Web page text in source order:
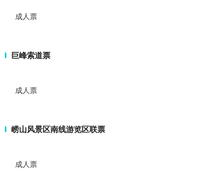
成人票
巨峰索道票
成人票
崂山风景区南线游览区联票
成人票